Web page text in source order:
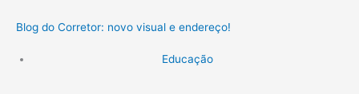
Blog do Corretor: novo visual e endereço!
Educação